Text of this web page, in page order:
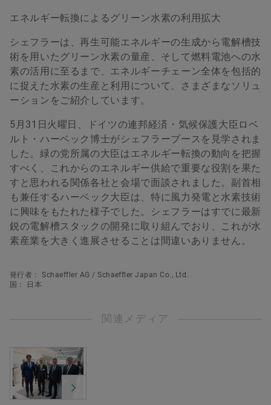
エネルギー転換によるグリーン水素の利用拡大
シェフラーは、再生可能エネルギーの生成から電解槽技
術を用いたグリーン水素の量産、そして燃料電池への水
素の活用に至るまで、エネルギーチェーン全体を包括的
に捉えた水素の生産と利用について、さまざまなソリュ
ーションをご紹介しています。
5月31日火曜日、ドイツの連邦経済・気候保護大臣ロベ
ルト・ハーベック博士がシェフラーブースを見学されま
した。緑の党所属の大臣はエネルギー転換の動向を把握
すべく、これからのエネルギー供給で重要な役割を果た
すと思われる関係各社と会場で面談されました。副首相
も兼任するハーベック大臣は、特に風力発電と水素技術
に興味をもたれた様子でした。シェフラーはすでに最新
鋭の電解槽スタックの開発に取り組んでおり、これが水
素産業を大きく進展させることは間違いありません。
発行者： Schaeffler AG / Schaeffler Japan Co., Ltd.
国： 日本
関連メディア